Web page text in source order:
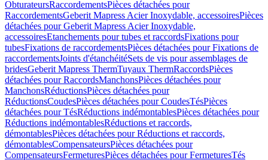
ObturateursRaccordementsPièces détachées pour
RaccordementsGeberit Mapress Acier Inoxydable, accessoiresPièces
détachées pour Geberit Mapress Acier Inoxydable,
accessoiresEtanchements pour tubes et raccordsFixations pour
tubesFixations de raccordementsPièces détachées pour Fixations de
raccordementsJoints d'étanchéitéSets de vis pour assemblages de
bridesGeberit Mapress ThermTuyaux ThermRaccordsPièces
détachées pour RaccordsManchonsPièces détachées pour
ManchonsRéductionsPièces détachées pour
RéductionsCoudesPièces détachées pour CoudesTésPièces
détachées pour TésRéductions indémontablesPièces détachées pour
Réductions indémontablesRéductions et raccords,
démontablesPièces détachées pour Réductions et raccords,
démontablesCompensateursPièces détachées pour
CompensateursFermeturesPièces détachées pour FermeturesTés